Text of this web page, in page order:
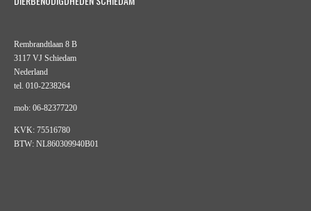
Rembrandtlaan 8 B
3117 VJ Schiedam
Nederland
tel. 010-2238264
mob: 06-82377220
KVK: 75516780
BTW: NL860309940B01